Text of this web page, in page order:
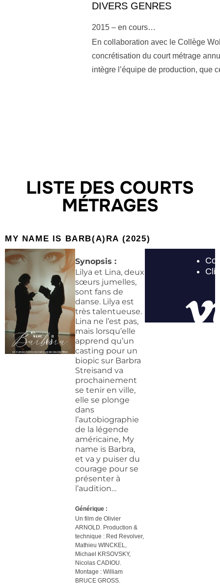
DIVERS GENRES
2015 – en cours…
En collaboration avec le Collège
concrétisation du court métrage
intègre l’équipe de production, que
LISTE DES COURTS
MÉTRAGES
MY NAME IS BARB(A)RA (2025)​
Synopsis :
Lilya et Lina, deux
sœurs jumelles,
sont fans de
danse. Lilya est
très talentueuse.
Lina ne l’est pas,
mais lorsqu’elle
apprend qu’un
casting pour un
biopic sur Barbra
Streisand va
prochainement
se tenir en ville,
elle se plonge
dans
l’autobiographie
de la légende
américaine, My
name is Barbra,
et va y puiser du
courage pour se
présenter à
l’audition…
Générique :
Un film de Olivier
ARNOLD. Production &
technique : Red Revolver,
Mathieu WINCKEL,
Michael KRSOVSKY,
Nicolas CADIOU.
Montage : William
BRUCE GROSS.